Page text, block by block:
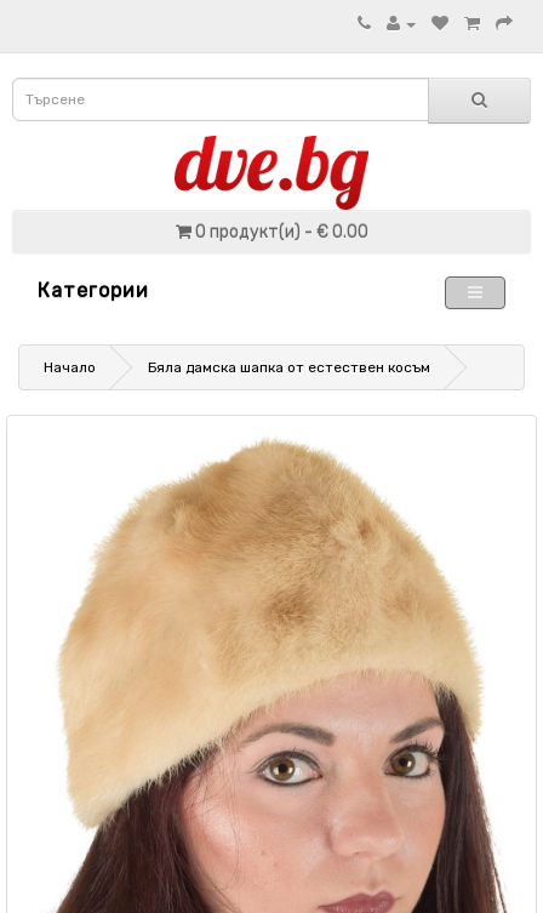
0 продукт(и) - € 0.00
Категории
Начало Бяла дамска шапка от естествен косъм